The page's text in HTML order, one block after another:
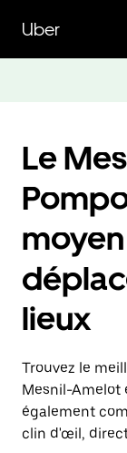
contenu
principal
Uber
Le
lieux
Trouvez le
Mesnil-Amelot
également
clin d'œil,